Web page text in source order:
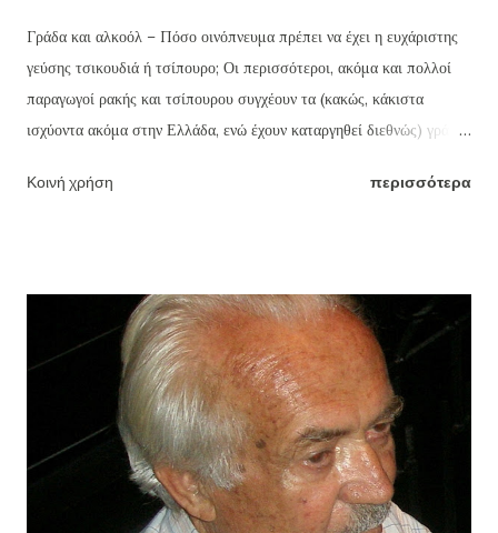
Γράδα και αλκοόλ – Πόσο οινόπνευμα πρέπει να έχει η ευχάριστης
γεύσης τσικουδιά ή τσίπουρο; Οι περισσότεροι, ακόμα και πολλοί
παραγωγοί ρακής και τσίπουρου συγχέουν τα (κακώς, κάκιστα
ισχύοντα ακόμα στην Ελλάδα, ενώ έχουν καταργηθεί διεθνώς) γράδα
αγνοούν ότι βγάζοντας π.χ. ως συνήθως (κακώς) 18 γράδα την ρακή,
τσικουδιά δεν πρέπει να ξεπερνά τους 37-39 το πολύ βαθμούς
οινοπνεύματος, δηλαδή 16-16,5 γράδα (βλ πίνακα παρακάτω).
Δυστυχώς, ελάχιστοι
Κοινή χρήση περισσότερα